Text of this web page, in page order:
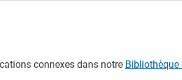
connexes dans notre